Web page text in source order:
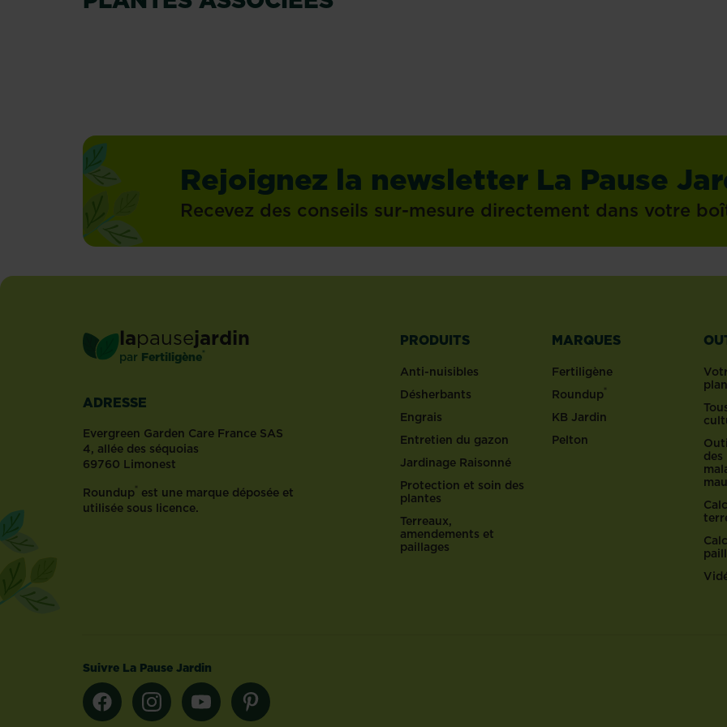
En savoir plus En savoir plus
Rejoignez la newsletter La Pause
Recevez des conseils sur-mesure directement dans votre
lapausejardin
par Fertiligène®
ADRESSE
Evergreen Garden Care France SAS
4, allée des séquoias
69760 Limonest
Roundup® est une marque déposée et
utilisée sous licence.
PRODUITS
Anti-nuisibles
Désherbants
Engrais
Entretien du gazon
Jardinage Raisonné
Protection et soin des
plantes
Terreaux,
amendements et
paillages
MARQUES
Fertiligène
Roundup®
KB Jardin
Pelton
des
Suivre La Pause Jardin